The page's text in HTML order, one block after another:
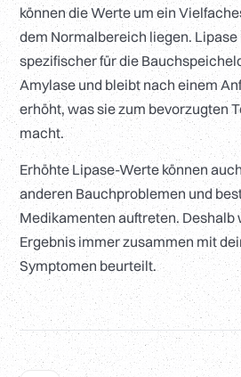
können die Werte um ein
dem Normalbereich liegen. Lipase
spezifischer für die
Amylase und bleibt nach einem
erhöht, was sie zum bevorzugten
macht.
Erhöhte Lipase-Werte können
anderen Bauchproblemen und
Medikamenten auftreten. Deshalb
Ergebnis immer zusammen mit
Symptomen beurteilt.